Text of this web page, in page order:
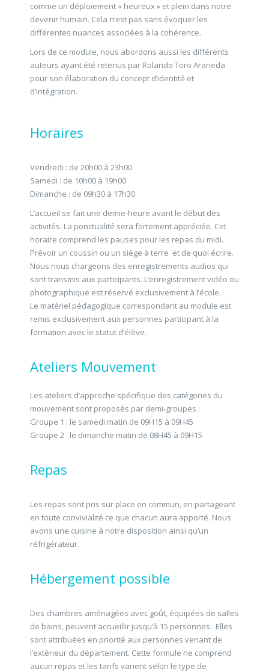
comme un déploiement « heureux » et plein dans notre
devenir humain. Cela n’est pas sans évoquer les
différentes nuances associées à la cohérence.
Lors de ce module, nous abordons aussi les différents
auteurs ayant été retenus par Rolando Toro Araneda
pour son élaboration du concept d’identité et
d’intégration.
Horaires
Vendredi : de 20h00 à 23h00
Samedi : de 10h00 à 19h00
Dimanche : de 09h30 à 17h30
L’accueil se fait une demie-heure avant le début des
activités. La ponctualité sera fortement appréciée. Cet
horaire comprend les pauses pour les repas du midi.
Prévoir un coussin ou un siège à terre et de quoi écrire.
Nous nous chargeons des enregistrements audios qui
sont transmis aux participants. L’enregistrement vidéo ou
photographique est réservé exclusivement à l’école.
Le matériel pédagogique correspondant au module est
remis exclusivement aux personnes participant à la
formation avec le statut d’élève.
Ateliers Mouvement
Les ateliers d’approche spécifique des catégories du
mouvement sont proposés par demi-groupes :
Groupe 1 : le samedi matin de 09H15 à 09H45
Groupe 2 : le dimanche matin de 08H45 à 09H15
Repas
Les repas sont pris sur place en commun, en partageant
en toute convivialité ce que chacun aura apporté. Nous
avons une cuisine à notre disposition ainsi qu’un
réfrigérateur.
Hébergement possible
Des chambres aménagées avec goût, équipées de salles
de bains, peuvent accueillir jusqu’à 15 personnes. Elles
sont attribuées en priorité aux personnes venant de
l’extérieur du département. Cette formule ne comprend
aucun repas et les tarifs varient selon le type de